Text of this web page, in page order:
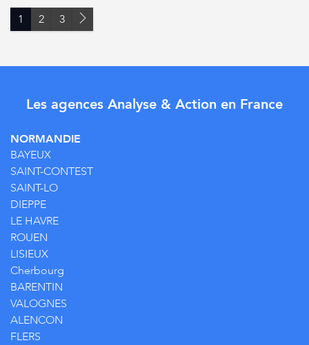
1
2 3
Les agences Analyse & Action en France
NORMANDIE
BAYEUX
SAINT-CONTEST
SAINT-LO
DIEPPE
LE HAVRE
ROUEN
LISIEUX
Cherbourg
BARENTIN
VALOGNES
ALENCON
FLERS